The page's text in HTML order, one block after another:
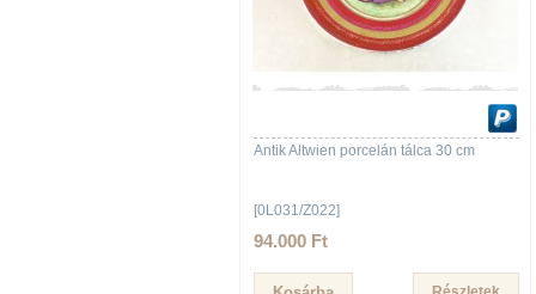
Antik Altwien porcelán tálca 30 cm
[0L031/Z022]
94.000 Ft